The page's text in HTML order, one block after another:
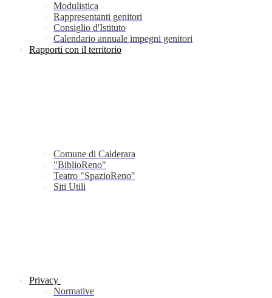
Modulistica
Rappresentanti genitori
Consiglio d'Istituto
Calendario annuale impegni genitori
Rapporti con il territorio
Comune di Calderara
"BiblioReno"
Teatro "SpazioReno"
Siti Utili
Privacy
Normative